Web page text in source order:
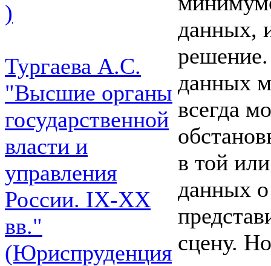
)
Тургаева А.С.
"Высшие органы
государственной
власти и
управления
России. IХ-ХХ
вв."
(Юриспруденция
данных,
решение.
данных
всегда
в той
данных
сцену.